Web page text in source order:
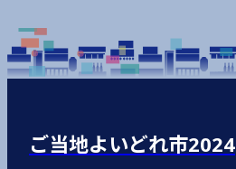
ご当地よいどれ市2024